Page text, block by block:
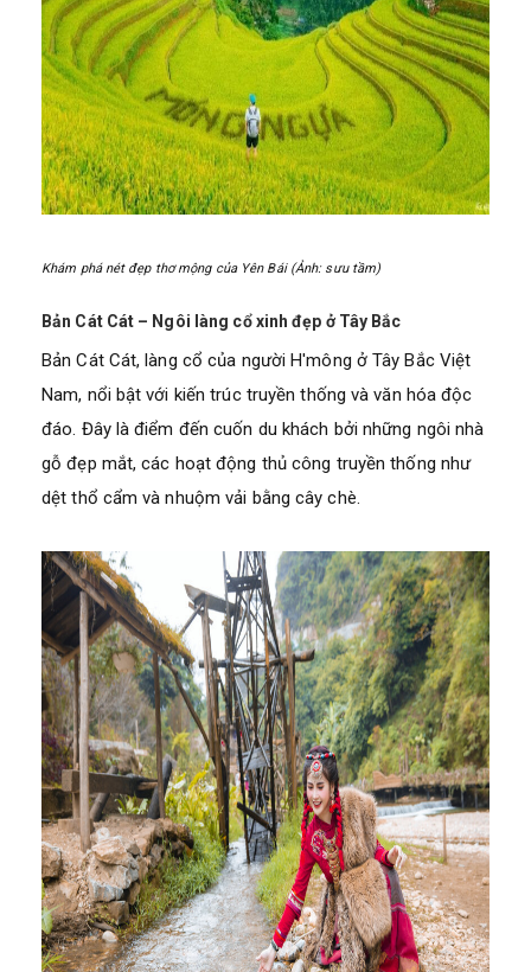
Khám phá nét đẹp thơ mộng của Yên Bái (Ảnh: sưu tầm)
Bản Cát Cát – Ngôi làng cổ xinh đẹp ở Tây Bắc
Bản Cát Cát, làng cổ của người H'mông ở Tây Bắc Việt
Nam, nổi bật với kiến trúc truyền thống và văn hóa độc
đáo. Đây là điểm đến cuốn du khách bởi những ngôi nhà
gỗ đẹp mắt, các hoạt động thủ công truyền thống như
dệt thổ cẩm và nhuộm vải bằng cây chè.